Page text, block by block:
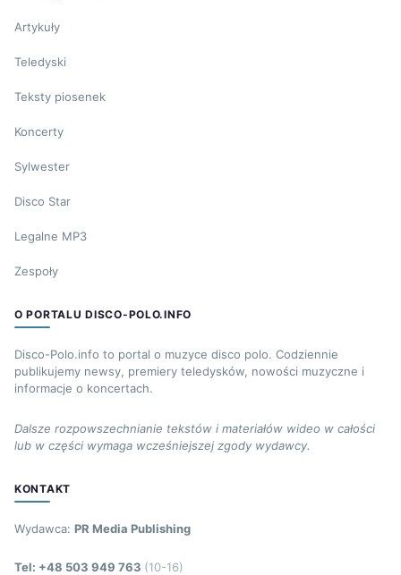
Artykuły
Teledyski
Teksty piosenek
Koncerty
Sylwester
Disco Star
Legalne MP3
Zespoły
O PORTALU DISCO-POLO.INFO
Disco-Polo.info to portal o muzyce disco polo. Codziennie
publikujemy newsy, premiery teledysków, nowości muzyczne i
informacje o koncertach.
Dalsze rozpowszechnianie tekstów i materiałów wideo w całości
lub w części wymaga wcześniejszej zgody wydawcy.
KONTAKT
Wydawca: PR Media Publishing
Tel: +48 503 949 763 (10-16)